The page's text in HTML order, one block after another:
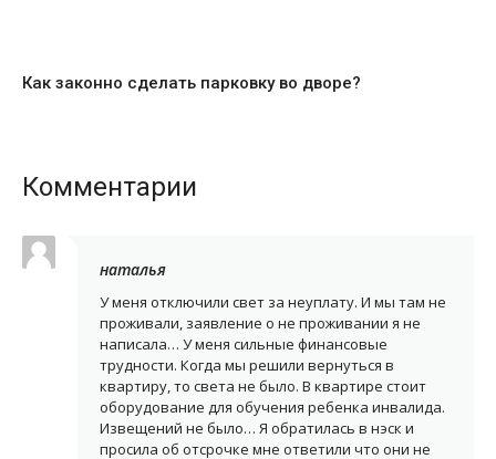
Как законно сделать парковку во дворе?
Комментарии
наталья
У меня отключили свет за неуплату. И мы там не
проживали, заявление о не проживании я не
написала… У меня сильные финансовые
трудности. Когда мы решили вернуться в
квартиру, то света не было. В квартире стоит
оборудование для обучения ребенка инвалида.
Извещений не было… Я обратилась в нэск и
просила об отсрочке мне ответили что они не